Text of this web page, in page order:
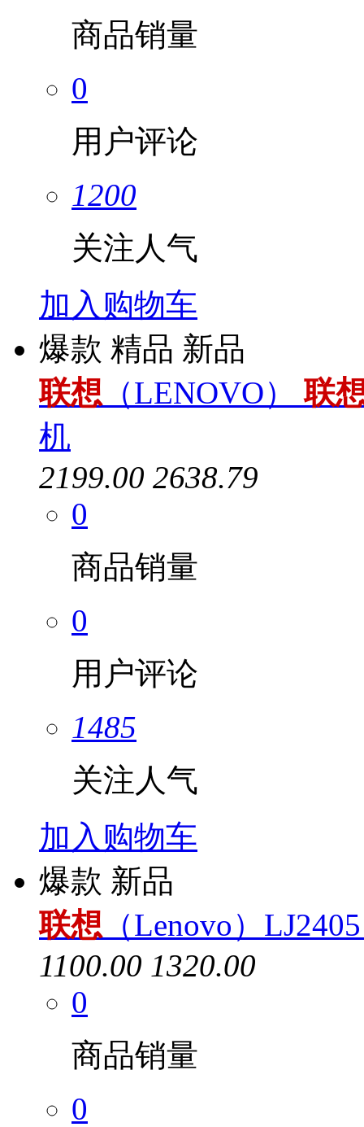
商品销量
0
用户评论
1200
关注人气
加入购物车
爆款 精品 新品
联想 （LENOVO）联
机
2199.00 2638.79
0
商品销量
0
用户评论
1485
关注人气
加入购物车
爆款 新品
联想 （Lenovo）
1100.00 1320.00
0
商品销量
0